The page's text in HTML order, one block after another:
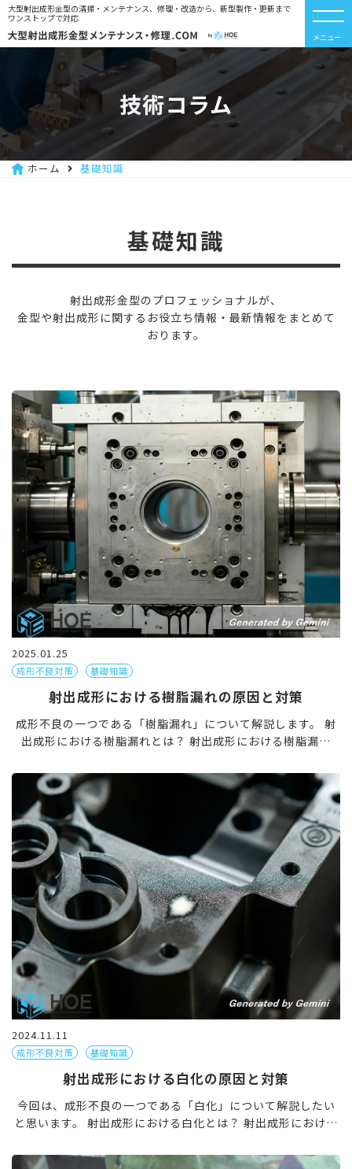
大型射出成形金型の清掃・メンテナンス、修理・改造から、新型製作・更新まで
ワンストップで対応
メニュー
技術コラム
ホーム 基礎知識
基礎知識
射出成形金型のプロフェッショナルが、
金型や射出成形に関するお役立ち情報・最新情報をまとめて
おります。
2025.01.25
成形不良対策 基礎知識
射出成形における樹脂漏れの原因と対策
成形不良の一つである「樹脂漏れ」について解説します。 射
出成形における樹脂漏れとは？ 射出成形における樹脂漏れ
れ出てしまう現象のことです。樹脂漏れは、成形 […]
2024.11.11
成形不良対策 基礎知識
射出成形における白化の原因と対策
今回は、成形不良の一つである「白化」について解説したい
と思います。 射出成形における白化とは？ 射出成形における
の一部が白く変色する、あるいは模様が出る現象の […]